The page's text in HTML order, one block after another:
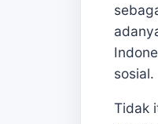
sosial.
Tidak